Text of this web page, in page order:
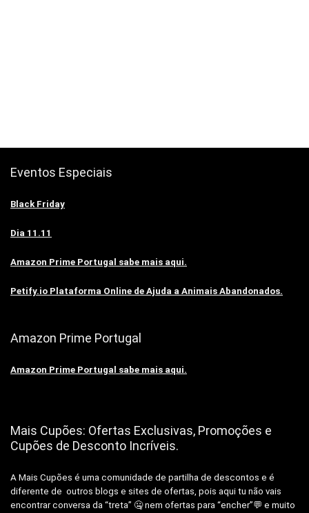
Eventos Especiais
Black Friday
Dia 11.11
Amazon Prime Portugal sabe mais aqui.
Petify.io Plataforma Online de Ajuda a Animais Abandonados.
Amazon Prime Portugal
Amazon Prime Portugal sabe mais aqui.
Mais Cupões: Ofertas Exclusivas, Promoções e
Cupões de Desconto Incríveis.
A Mais Cupões é uma comunidade de partilha de descontos e é
diferente de outros blogs e sites de ofertas, pois aqui tu não vais
encontrar conversa da “treta” 🤐 nem ofertas para “encher”💬 e muito